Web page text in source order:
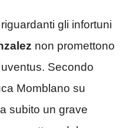
gli infortuni
non promettono
Secondo
Momblano su
subito un grave